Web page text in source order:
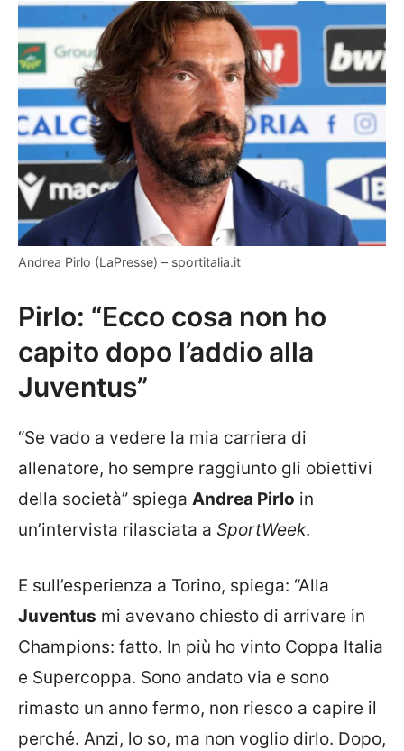
Andrea Pirlo (LaPresse) – sportitalia.it
Pirlo: “Ecco cosa non ho
capito dopo l’addio alla
Juventus”
“Se vado a vedere la mia carriera di
allenatore, ho sempre raggiunto gli obiettivi
della società” spiega Andrea Pirlo in
un’intervista rilasciata a SportWeek.
E sull’esperienza a Torino, spiega: “Alla
Juventus mi avevano chiesto di arrivare in
Champions: fatto. In più ho vinto Coppa Italia
e Supercoppa. Sono andato via e sono
rimasto un anno fermo, non riesco a capire il
perché. Anzi, lo so, ma non voglio dirlo. Dopo,